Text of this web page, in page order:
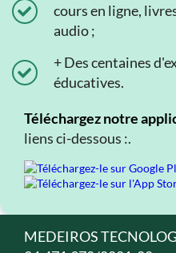
cours en ligne,
audio ;
+ Des centaines
éducatives.
Téléchargez notre
liens ci-dessous :.
MEDEIROS